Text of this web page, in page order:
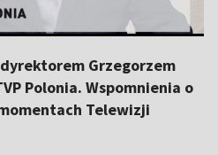
Grzegorzem
Polonia. Wspomnienia o
Telewizji